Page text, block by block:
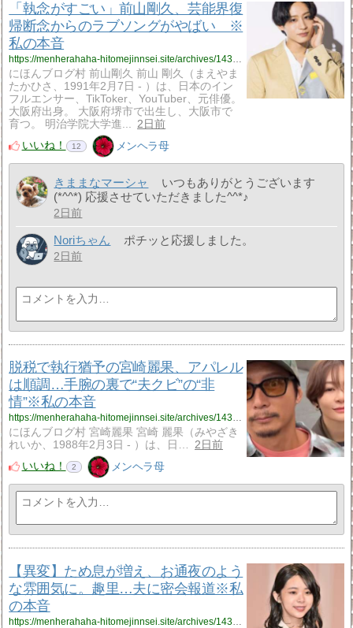
「執念がすごい」前山剛久、芸能界復
帰断念からのラブソングがやばい ※
私の本音
https://menherahaha-hitomejinnsei.site/archives/14313326.html
にほんブログ村 前山剛久 前山 剛久（まえやま
たかひさ、1991年2月7日 - ）は、日本のイン
フルエンサー、TikToker、YouTuber、元俳優。
大阪府出身。 大阪府堺市で出生し、大阪市で
育つ。 明治学院大学進...
2日前
いいね！
12 メンヘラ母
きままなマーシャ
いつもありがとうございます
(*^^*) 応援させていただきました^^*♪
2日前
Noriちゃん ポチッと応援しました。
2日前
脱税で執行猶予の宮崎麗果、アパレル
は順調…手腕の裏で“夫クビ”の“非
情”※私の本音
https://menherahaha-hitomejinnsei.site/archives/14312887.html
にほんブログ村 宮崎麗果 宮崎 麗果（みやざき
れいか、1988年2月3日 - ）は、日…
2日前
いいね！
2 メンヘラ母
【異変】ため息が増え、お通夜のよう
な雰囲気に。趣里…夫に密会報道※私
の本音